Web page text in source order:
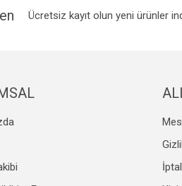
Ürün bilgilerinde hatalar bulunuyor.
Ücretsiz kayıt olun yeni ürünler